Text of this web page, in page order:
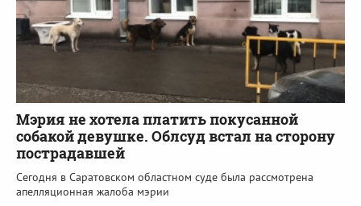
Мэрия не хотела платить покусанной
собакой девушке. Облсуд встал на сторону
пострадавшей
Сегодня в Саратовском областном суде была рассмотрена
апелляционная жалоба мэрии